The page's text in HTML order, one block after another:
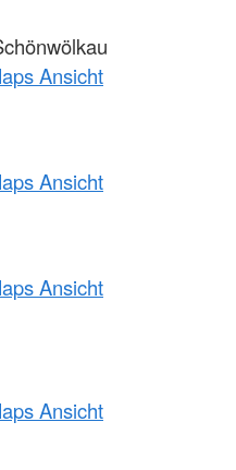
Ansicht
Ansicht
Ansicht
Ansicht